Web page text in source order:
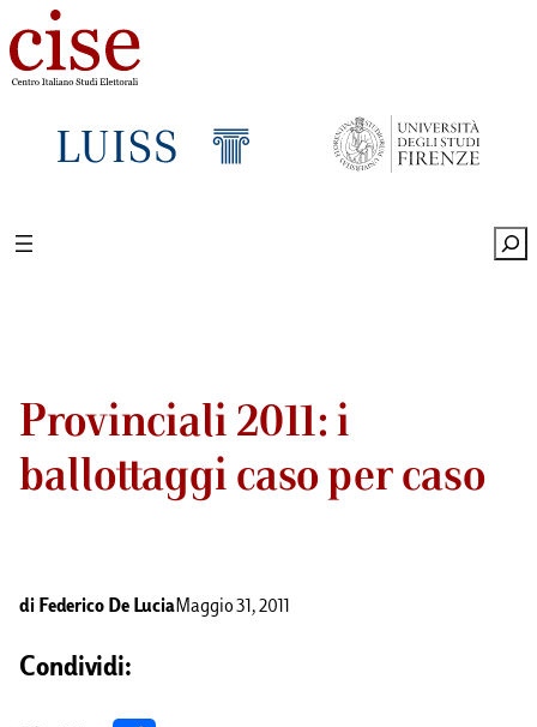
Provinciali 2011: i
ballottaggi caso per caso
di Federico De LuciaMaggio 31, 2011
Condividi: